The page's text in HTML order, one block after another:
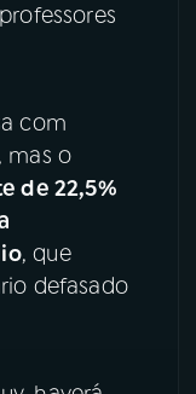
com
mas o
de 22,5%
, que
defasado